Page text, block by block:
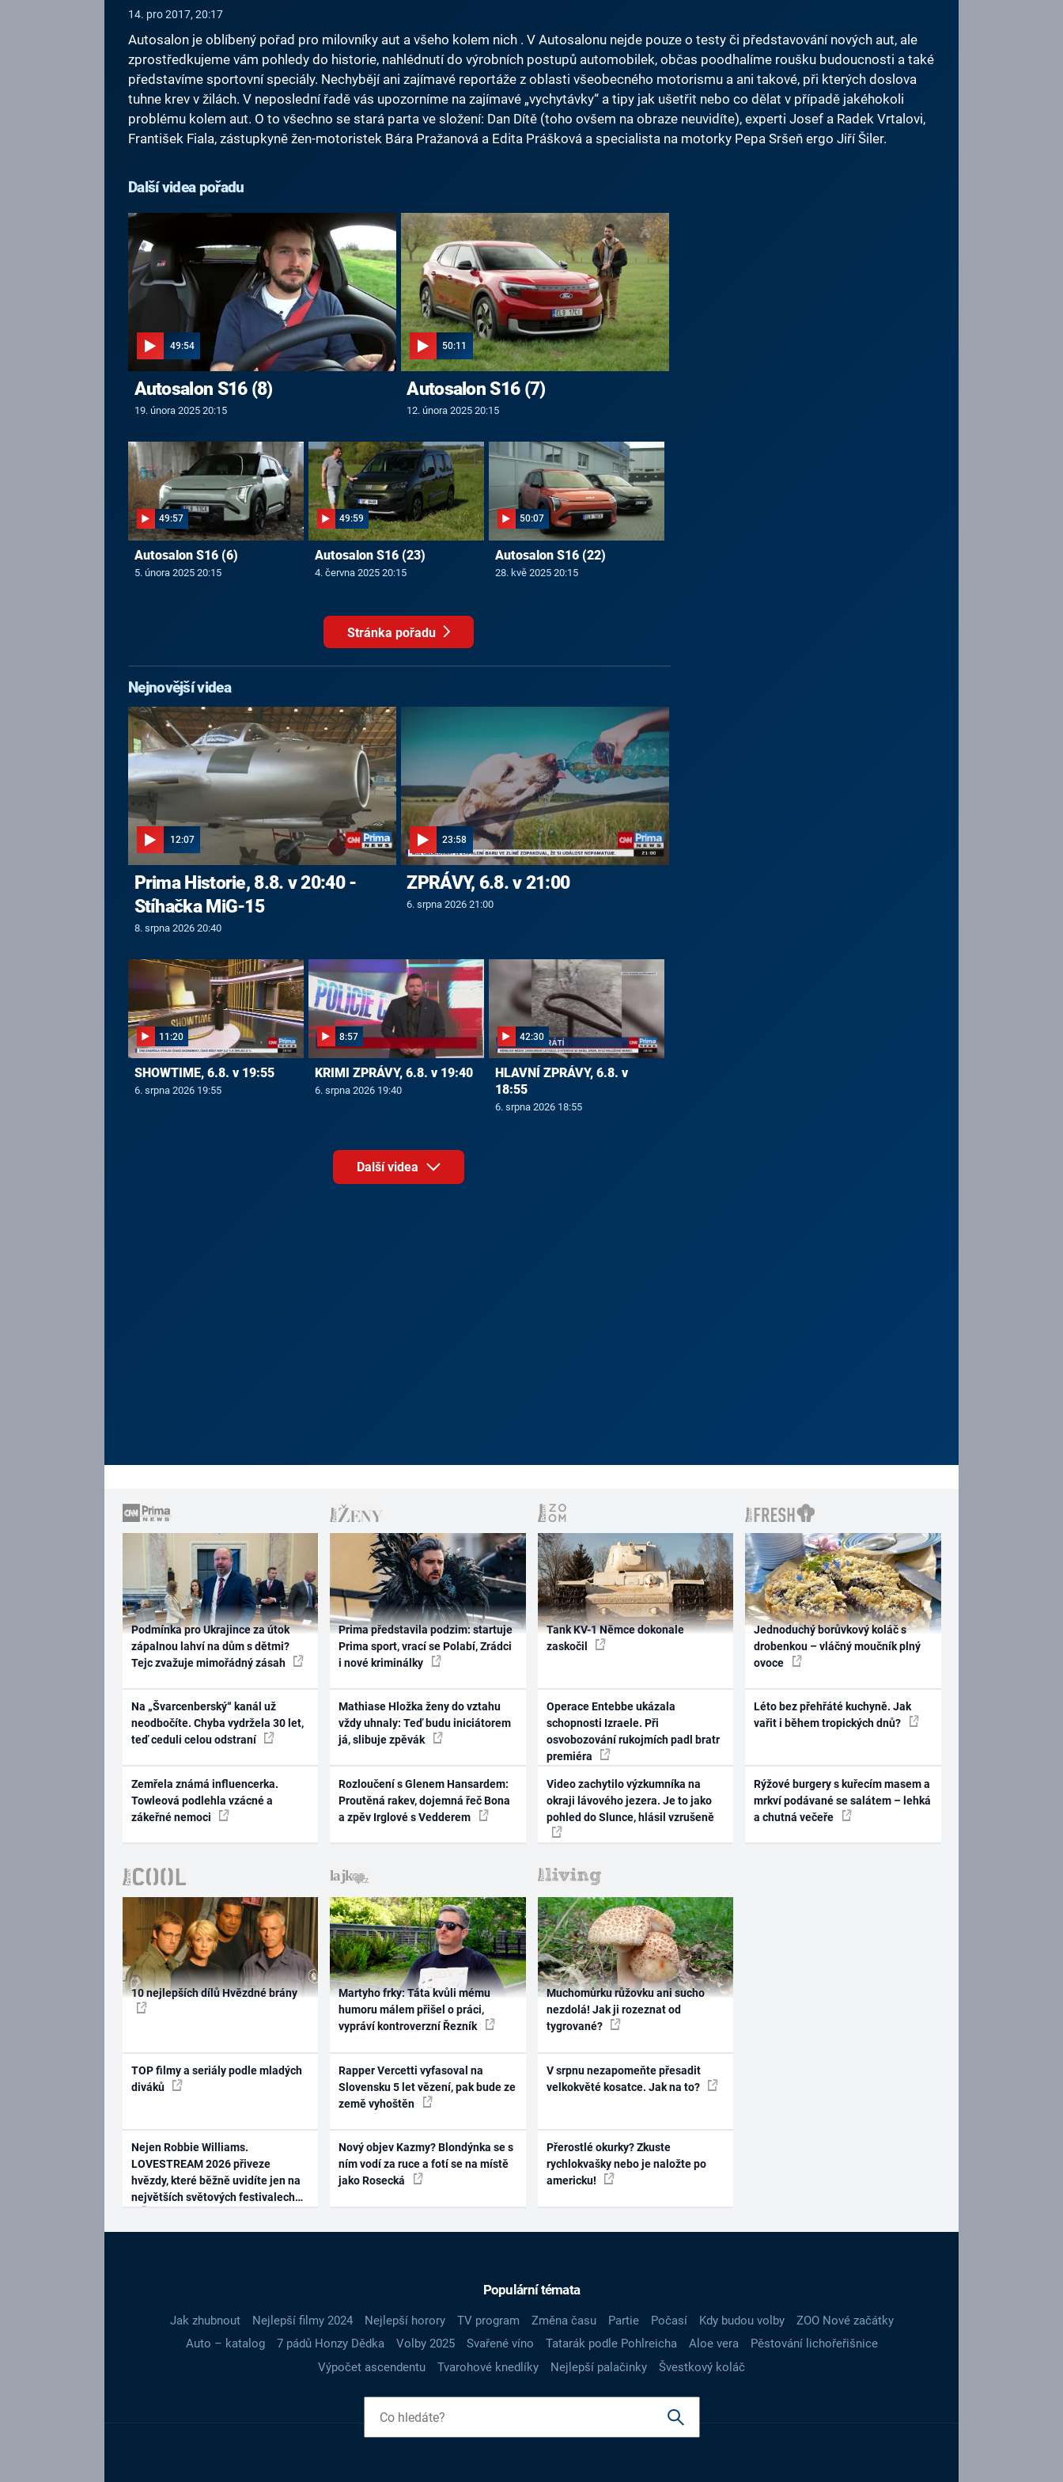
14. pro 2017, 20:17
Autosalon je oblíbený pořad pro milovníky aut a všeho kolem nich . V Autosalonu nejde pouze o testy či představování nových aut, ale
zprostředkujeme vám pohledy do historie, nahlédnutí do výrobních postupů automobilek, občas poodhalíme roušku budoucnosti a také
představíme sportovní speciály. Nechybějí ani zajímavé reportáže z oblasti všeobecného motorismu a ani takové, při kterých doslova
tuhne krev v žilách. V neposlední řadě vás upozorníme na zajímavé „vychytávky“ a tipy jak ušetřit nebo co dělat v případě jakéhokoli
problému kolem aut. O to všechno se stará parta ve složení: Dan Dítě (toho ovšem na obraze neuvidíte), experti Josef a Radek Vrtalovi,
František Fiala, zástupkyně žen-motoristek Bára Pražanová a Edita Prášková a specialista na motorky Pepa Sršeň ergo Jiří Šiler.
Další videa pořadu
49:54
Autosalon S16 (8)
19. února 2025 20:15
50:11
Autosalon S16 (7)
12. února 2025 20:15
49:57
Autosalon S16 (6)
5. února 2025 20:15
49:59
Autosalon S16 (23)
4. června 2025 20:15
50:07
Autosalon S16 (22)
28. kvě 2025 20:15
Stránka pořadu
Nejnovější videa
12:07
Prima Historie, 8.8. v 20:40 -
Stíhačka MiG-15
8. srpna 2026 20:40
23:58
ZPRÁVY, 6.8. v 21:00
6. srpna 2026 21:00
11:20
SHOWTIME, 6.8. v 19:55
6. srpna 2026 19:55
8:57
KRIMI ZPRÁVY, 6.8. v 19:40
6. srpna 2026 19:40
42:30
HLAVNÍ ZPRÁVY, 6.8. v
18:55
6. srpna 2026 18:55
Další videa
Podmínka pro Ukrajince za útok
zápalnou lahví na dům s dětmi?
Tejc zvažuje mimořádný zásah
Na „Švarcenberský“ kanál už
neodbočíte. Chyba vydržela 30 let,
teď ceduli celou odstraní
Zemřela známá influencerka.
Towleová podlehla vzácné a
zákeřné nemoci
Prima představila podzim: startuje
Prima sport, vrací se Polabí, Zrádci
i nové kriminálky
Mathiase Hložka ženy do vztahu
vždy uhnaly: Teď budu iniciátorem
já, slibuje zpěvák
Rozloučení s Glenem Hansardem:
Proutěná rakev, dojemná řeč Bona
a zpěv Irglové s Vedderem
Tank KV-1 Němce dokonale
zaskočil
Operace Entebbe ukázala
schopnosti Izraele. Při
osvobozování rukojmích padl bratr
premiéra
Video zachytilo výzkumníka na
okraji lávového jezera. Je to jako
pohled do Slunce, hlásil vzrušeně
Jednoduchý borůvkový koláč s
drobenkou – vláčný moučník plný
ovoce
Léto bez přehřáté kuchyně. Jak
vařit i během tropických dnů?
Rýžové burgery s kuřecím masem a
mrkví podávané se salátem – lehká
a chutná večeře
10 nejlepších dílů Hvězdné brány
TOP filmy a seriály podle mladých
diváků
Nejen Robbie Williams.
LOVESTREAM 2026 přiveze
hvězdy, které běžně uvidíte jen na
největších světových festivalech
Martyho frky: Táta kvůli mému
humoru málem přišel o práci,
vypráví kontroverzní Řezník
Rapper Vercetti vyfasoval na
Slovensku 5 let vězení, pak bude ze
země vyhoštěn
Nový objev Kazmy? Blondýnka se s
ním vodí za ruce a fotí se na místě
jako Rosecká
Muchomůrku růžovku ani sucho
nezdolá! Jak ji rozeznat od
tygrované?
V srpnu nezapomeňte přesadit
velkokvěté kosatce. Jak na to?
Přerostlé okurky? Zkuste
rychlokvašky nebo je naložte po
americku!
Populární témata
Jak zhubnout Nejlepší filmy 2024 Nejlepší horory TV program Změna času Partie Počasí Kdy budou volby
ZOO Nové začátky
Auto – katalog
7 pádů Honzy Dědka Volby 2025 Svařené víno Tatarák podle Pohlreicha Aloe vera
Pěstování lichořeřišnice
Výpočet ascendentu
Tvarohové knedlíky Nejlepší palačinky Švestkový koláč